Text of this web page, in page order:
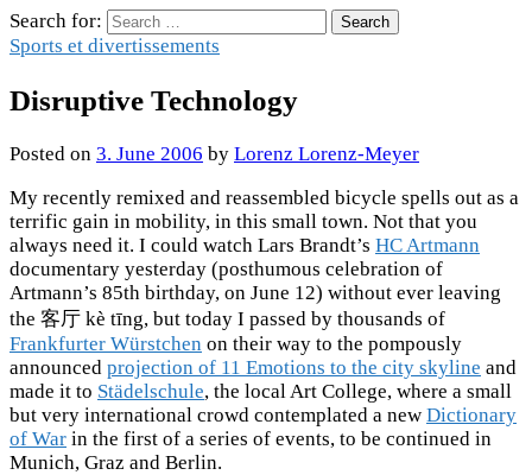
Search for:
Sports et divertissements
Disruptive Technology
Posted on 3. June 2006 by Lorenz Lorenz-Meyer
My recently remixed and reassembled bicycle spells out as a
terrific gain in mobility, in this small town. Not that you
always need it. I could watch Lars Brandt’s HC Artmann
documentary yesterday (posthumous celebration of
Artmann’s 85th birthday, on June 12) without ever leaving
the 客厅 kè tīng, but today I passed by thousands of
Frankfurter Würstchen on their way to the pompously
announced projection of 11 Emotions to the city skyline and
made it to Städelschule, the local Art College, where a small
but very international crowd contemplated a new Dictionary
of War in the first of a series of events, to be continued in
Munich, Graz and Berlin.